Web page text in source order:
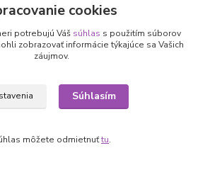
Pridať do košíka
cookies
potrebujú Váš súhlas s použitím súborov
zobrazovať informácie týkajúce sa Vašich
záujmov.
Súhlasím
môžete odmietnuťtu.